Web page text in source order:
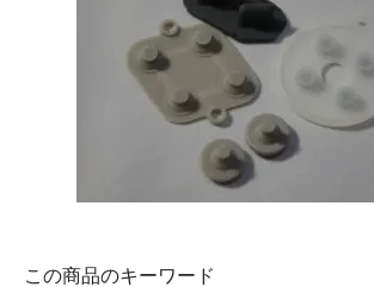
この商品のキーワード